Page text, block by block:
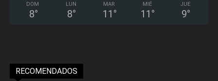
DOM
8°
LUN
8°
MAR
11 °
MIÉ
11 °
JUE
9°
RECOMENDADOS